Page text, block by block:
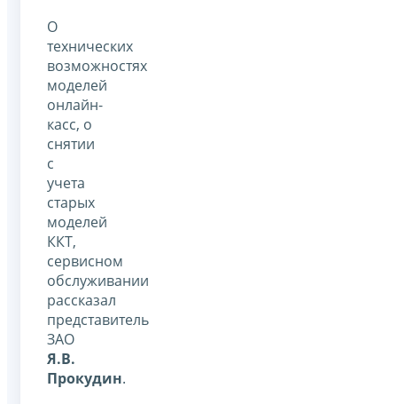
О
технических
возможностях
моделей
онлайн-
касс, о
снятии
с
учета
старых
моделей
ККТ,
сервисном
обслуживании
рассказал
представитель
ЗАО
Я.В.
Прокудин.